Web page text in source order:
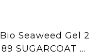
Bio Seaweed Gel 2
89 SUGARCOAT 天